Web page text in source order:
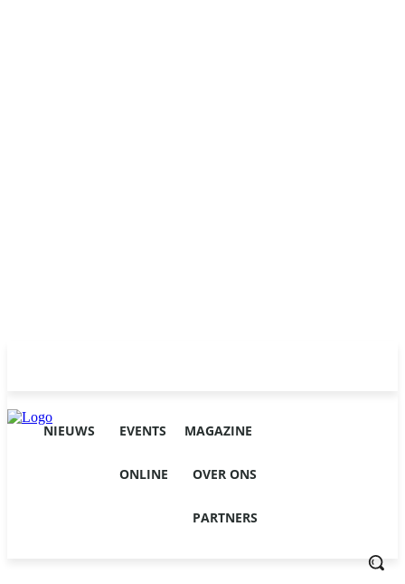
NIEUWS EVENTS MAGAZINE
ONLINE OVER ONS
PARTNERS